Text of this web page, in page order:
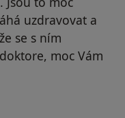
uzdravovat a
se s ním
moc Vám
Pacient